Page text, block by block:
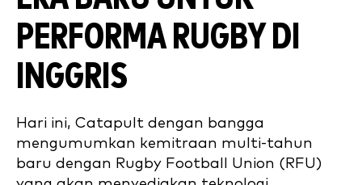
PERFORMA RUGBY DI
INGGRIS
Hari ini, Catapult dengan bangga
mengumumkan kemitraan multi-tahun
baru dengan Rugby Football Union (RFU)